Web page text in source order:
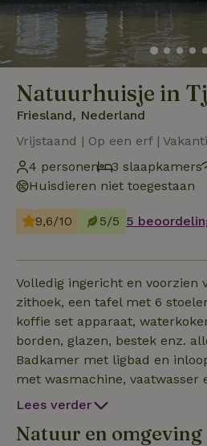
Natuurhuisje in
Friesland, Nederland
Vrijstaand | Op een erf |
4 personen
3 slaapkamers
Huisdieren niet toegestaan
9,6/10 5/5 5
Volledig ingericht en voorzien
zithoek, een tafel met 6
koffie set apparaat,
borden, glazen, bestek enz.
Badkamer met ligbad en
met wasmachine, vaatwasser
vriezer. Boven 3 slaapkamers.
gezelschapsspelletjes,
Lees verder
Natuur en omgeving